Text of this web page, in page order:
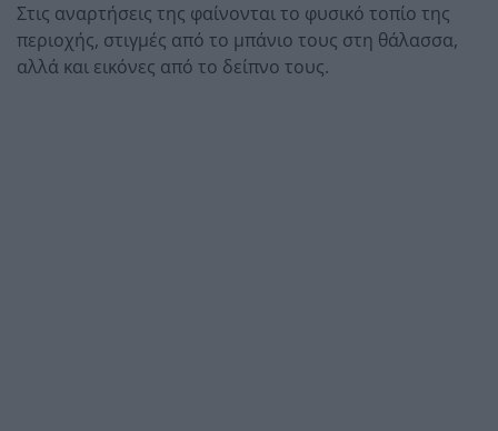
Στις αναρτήσεις της φαίνονται το φυσικό τοπίο της
περιοχής, στιγμές από το μπάνιο τους στη θάλασσα,
αλλά και εικόνες από το δείπνο τους.